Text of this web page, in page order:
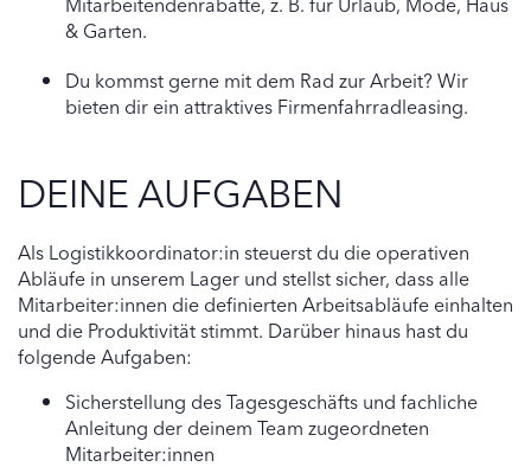
& Garten.
Du kommst gerne mit dem Rad zur Arbeit? Wir
bieten dir ein attraktives Firmenfahrradleasing.
DEINE AUFGABEN
Als Logistikkoordinator:in steuerst du die operativen
Abläufe in unserem Lager und stellst sicher, dass alle
Mitarbeiter:innen die definierten Arbeitsabläufe einhalten
und die Produktivität stimmt. Darüber hinaus hast du
folgende Aufgaben:
Sicherstellung des Tagesgeschäfts und fachliche
Anleitung der deinem Team zugeordneten
Mitarbeiter:innen